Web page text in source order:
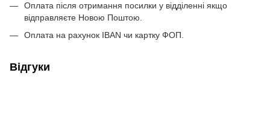
Оплата після отримання посилки у відділенні якщо
відправляєте Новою Поштою.
Оплата на рахунок IBAN чи картку ФОП.
Відгуки